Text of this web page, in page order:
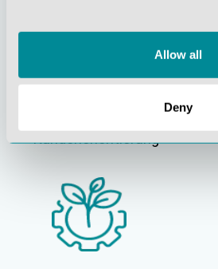
Allow all
Deny
Kundenorientierung